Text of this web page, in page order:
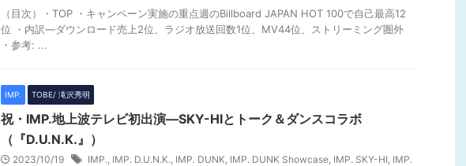
（目次）・TOP ・キャンペーン実施の重点週のBillboard JAPAN HOT 100で自己最高12
位 ・内訳―ダウンロード売上2位、ラジオ放送回数1位、MV44位、ストリーミング圏外
・参考: ...
IMP. TOBE/ 滝沢秀明
祝・IMP.地上波テレビ初出演―SKY-HIとトーク＆ダンスコラボ
（『D.U.N.K.』）
2023/10/19 IMP., IMP. D.U.N.K., IMP. DUNK, IMP. DUNK Showcase, IMP. SKY-HI, IMP.